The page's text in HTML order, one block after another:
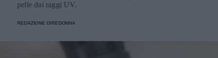
pelle dai raggi UV.
REDAZIONE DIREDONNA